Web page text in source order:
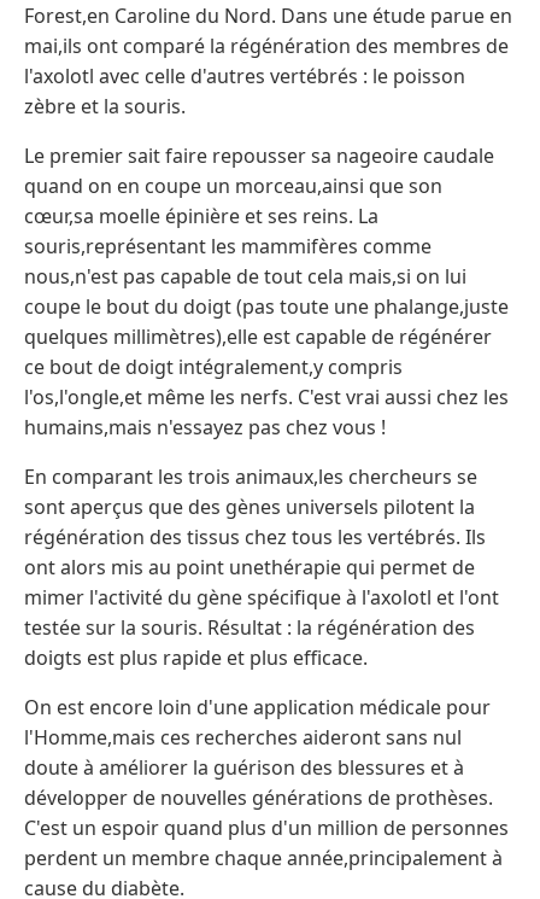
Forest,en Caroline du Nord. Dans une étude parue en
mai,ils ont comparé la régénération des membres de
l'axolotl avec celle d'autres vertébrés : le poisson
zèbre et la souris.
Le premier sait faire repousser sa nageoire caudale
quand on en coupe un morceau,ainsi que son
cœur,sa moelle épinière et ses reins. La
souris,représentant les mammifères comme
nous,n'est pas capable de tout cela mais,si on lui
coupe le bout du doigt (pas toute une phalange,juste
quelques millimètres),elle est capable de régénérer
ce bout de doigt intégralement,y compris
l'os,l'ongle,et même les nerfs. C'est vrai aussi chez les
humains,mais n'essayez pas chez vous !
En comparant les trois animaux,les chercheurs se
sont aperçus que des gènes universels pilotent la
régénération des tissus chez tous les vertébrés. Ils
ont alors mis au point unethérapie qui permet de
mimer l'activité du gène spécifique à l'axolotl et l'ont
testée sur la souris. Résultat : la régénération des
doigts est plus rapide et plus efficace.
On est encore loin d'une application médicale pour
l'Homme,mais ces recherches aideront sans nul
doute à améliorer la guérison des blessures et à
développer de nouvelles générations de prothèses.
C'est un espoir quand plus d'un million de personnes
perdent un membre chaque année,principalement à
cause du diabète.